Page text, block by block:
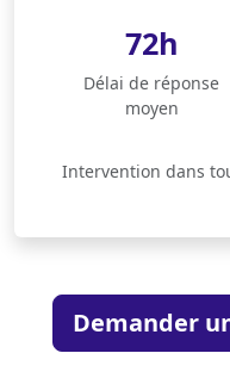
72h
Délai de réponse
moyen
Intervention dans
Demander